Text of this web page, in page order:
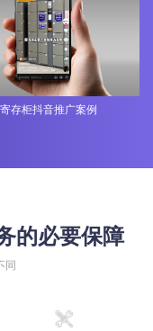
存柜抖音推广案例
的必要保障
同